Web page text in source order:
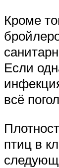
Кроме
Если
всё
птиц в